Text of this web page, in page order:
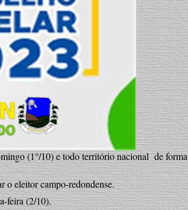
(1°/10) e todo território nacional de forma
o eleitor campo-redondense.
feira (2/10).